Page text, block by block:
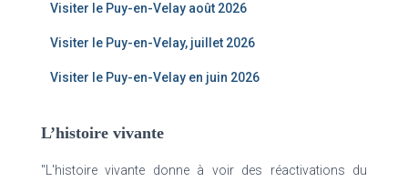
Visiter le Puy-en-Velay août 2026
Visiter le Puy-en-Velay, juillet 2026
Visiter le Puy-en-Velay en juin 2026
L’histoire vivante
"L'histoire vivante donne à voir des réactivations du